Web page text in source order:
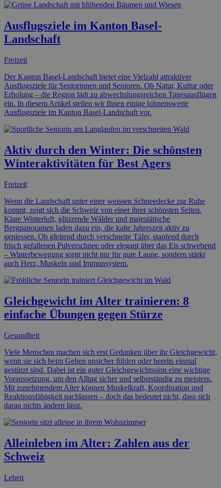
Ausflugsziele im Kanton Basel-
Landschaft
Freizeit
Der Kanton Basel-Landschaft bietet eine Vielzahl attraktiver
Ausflugsziele für Seniorinnen und Senioren. Ob Natur, Kultur oder
Erholung – die Region lädt zu abwechslungsreichen Tagesausflügen
ein. In diesem Artikel stellen wir Ihnen einige lohnenswerte
Ausflugsziele im Kanton Basel-Landschaft vor.
Aktiv durch den Winter: Die schönsten
Winteraktivitäten für Best Agers
Freizeit
Wenn die Landschaft unter einer weissen Schneedecke zur Ruhe
kommt, zeigt sich die Schweiz von einer ihrer schönsten Seiten.
Klare Winterluft, glitzernde Wälder und majestätische
Bergpanoramen laden dazu ein, die kalte Jahreszeit aktiv zu
geniessen. Ob gleitend durch verschneite Täler, stapfend durch
frisch gefallenen Pulverschnee oder elegant über das Eis schwebend
– Winterbewegung sorgt nicht nur für gute Laune, sondern stärkt
auch Herz, Muskeln und Immunsystem.
Gleichgewicht im Alter trainieren: 8
einfache Übungen gegen Stürze
Gesundheit
Viele Menschen machen sich erst Gedanken über ihr Gleichgewicht,
wenn sie sich beim Gehen unsicher fühlen oder bereits einmal
gestürzt sind. Dabei ist ein guter Gleichgewichtssinn eine wichtige
Voraussetzung, um den Alltag sicher und selbstständig zu meistern.
Mit zunehmendem Alter können Muskelkraft, Koordination und
Reaktionsfähigkeit nachlassen – doch das bedeutet nicht, dass sich
daran nichts ändern lässt.
Alleinleben im Alter: Zahlen aus der
Schweiz
Leben